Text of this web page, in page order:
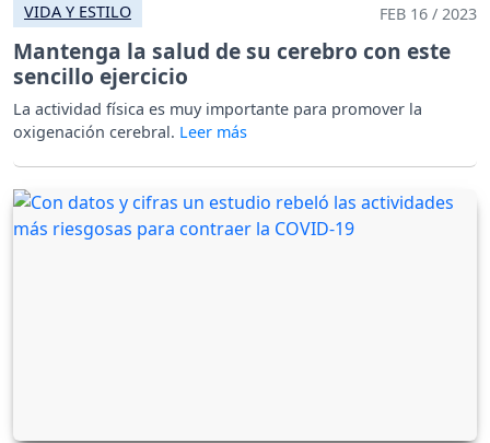
VIDA Y ESTILO FEB 16 / 2023
Mantenga la salud de su cerebro con este
sencillo ejercicio
La actividad física es muy importante para promover la
oxigenación cerebral.